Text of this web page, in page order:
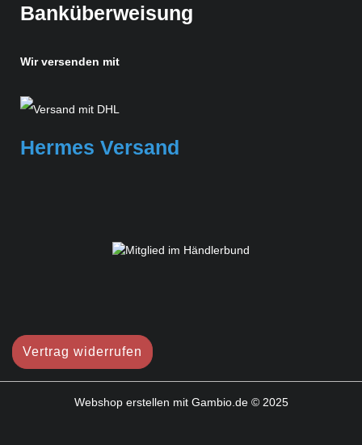
Banküberweisung
Wir versenden mit
Hermes Versand
Vertrag widerrufen
Webshop erstellen mit Gambio.de © 2025